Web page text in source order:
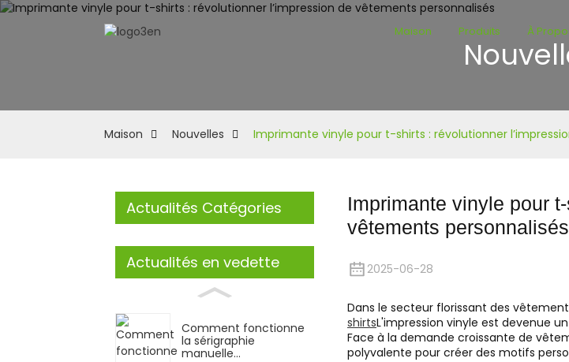
Maison Produits À
Maison Nouvelles Imprimante vinyle pour t-shirts : révolutionner
Actualités Catégories
Actualités en vedette
Comment fonctionne
la sérigraphie
manuelle...
Imprimante vinyle pour
vêtements personnalisés
2025-06-28
Dans le secteur florissant des
shirtsL'impression vinyle est devenue
Face à la demande croissante de
polyvalente pour créer des motifs